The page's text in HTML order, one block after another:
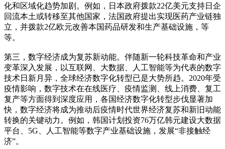
化和区域化趋势加剧。例如，日本政府拨款22亿美元支持日企
回流本土或转移至其他国家，法国政府提出实现医药产业链独
立，并拨款2亿欧元改善本国药品研发和生产基础设施，等
等。
第三，数字经济成为复苏新动能。伴随新一轮科技革命和产业
变革深入发展，以互联网、大数据、人工智能等为代表的数字
技术日新月异，全球经济数字化转型已是大势所趋。2020年受
疫情影响，数字技术在在线医疗、疫情监测、线上消费、复工
复产等方面得到深度应用，各国经济数字化转型步伐显著加
快，数字经济将成为推动后疫情时代世界经济复苏和新旧动能
转换的关键动力。例如，韩国计划投资76万亿韩元建设大数据
平台、5G、人工智能等数字产业基础设施，发展“非接触经
济”。